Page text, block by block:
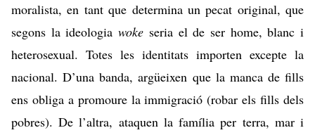
moralista, en tant que determina un pecat original, que
segons la ideologiawoke seria el de ser home, blanc i
heterosexual. Totes les identitats importen excepte la
nacional. D’una banda, argüeixen que la manca de fills
ens obliga a promoure la immigració (robar els fills dels
pobres). De l’altra, ataquen la família per terra, mar i